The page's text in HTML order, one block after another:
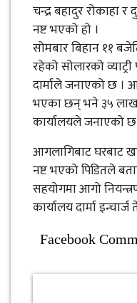
चन्द्र बहादुर रोकाहा
नष्ट भएको हो ।
सोमबार बिहान ११
रहेको सोलारको
दार्माले जनाएको छ ।
भएका छन् भने ३५ लाख
कार्यालयले जनाएको छ
आगलागिबाट घरबाट
नष्ट भएको पिडितले
सहयोगमा आगो
कार्यालय दार्मा
Facebook